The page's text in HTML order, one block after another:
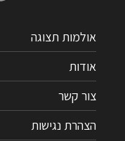
אולמות תצוגה
אודות
צור קשר
הצהרת נגישות